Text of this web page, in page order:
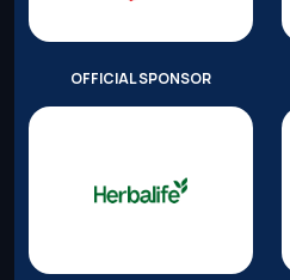
OFFICIAL SPONSOR